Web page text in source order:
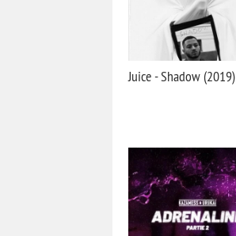
Juice - Shadow (2019)